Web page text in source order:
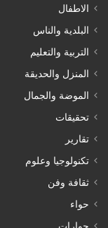
الاطفال
البلدية والناس
التربية والتعليم
المنزل والحديقة
الموضة والجمال
تحقيقات
تقارير
تكنولوجيا وعلوم
ثقافة وفن
حواء